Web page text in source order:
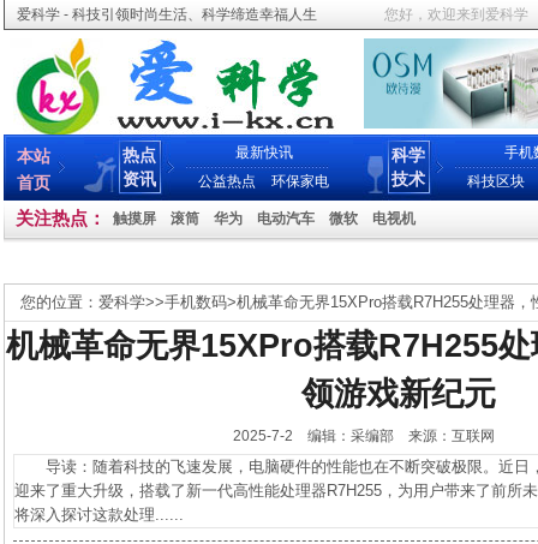
爱科学 - 科技引领时尚生活、科学缔造幸福人生 您好，欢迎来到爱科学
本站
首页
热点
资讯
最新快讯
公益热点
环保家电
科学
技术
手机
科技区块
关注热点： 触摸屏 滚筒 华为 电动汽车 微软 电视机
您的位置： 爱科学>>手机数码>机械革命无界15XPro搭载R7H255处理器
机械革命无界15XPro搭载R7H255
领游戏新纪元
2025-7-2 编辑：采编部 来源：互联网
导读：随着科技的飞速发展，电脑硬件的性能也在不断突破极限。近日
迎来了重大升级，搭载了新一代高性能处理器R7H255，为用户带来了前所
将深入探讨这款处理......